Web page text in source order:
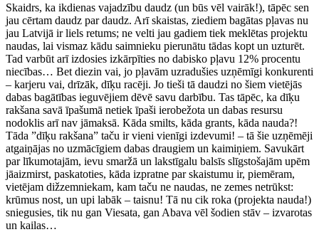
Skaidrs, ka ikdienas vajadzību daudz (un būs vēl vairāk!), tāpēc sen
jau cērtam daudz par daudz. Arī skaistas, ziediem bagātas pļavas nu
jau Latvijā ir liels retums; ne velti jau gadiem tiek meklētas projektu
naudas, lai vismaz kādu saimnieku pierunātu tādas kopt un uzturēt.
Tad varbūt arī izdosies izkārpīties no dabisko pļavu 12% procentu
niecības… Bet diezin vai, jo pļavām uzradušies uzņēmīgi konkurenti
– karjeru vai, drīzāk, dīķu racēji. Jo tieši tā daudzi no šiem vietējās
dabas bagātības ieguvējiem dēvē savu darbību. Tas tāpēc, ka dīķu
rakšana savā īpašumā netiek īpaši ierobežota un dabas resursu
nodoklis arī nav jāmaksā. Kāda smilts, kāda grants, kāda nauda?!
Tāda ”dīķu rakšana” taču ir vieni vienīgi izdevumi! – tā šie uzņēmēji
atgaiņājas no uzmācīgiem dabas draugiem un kaimiņiem. Savukārt
par līkumotajām, ievu smaržā un lakstīgalu balsīs slīgstošajām upēm
jāaizmirst, paskatoties, kāda izpratne par skaistumu ir, piemēram,
vietējam dižzemniekam, kam taču ne naudas, ne zemes netrūkst:
krūmus nost, un upi labāk – taisnu! Tā nu cik roka (projekta nauda!)
sniegusies, tik nu gan Viesata, gan Abava vēl šodien stāv – izvarotas
un kailas…